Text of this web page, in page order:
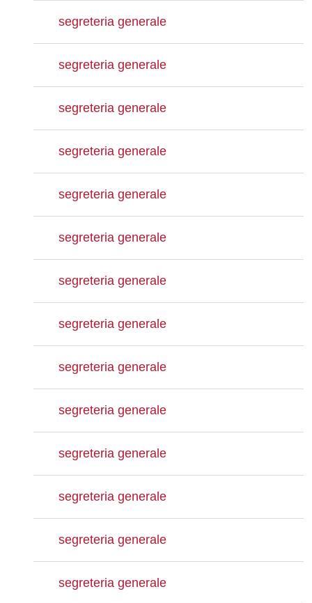
segreteria generale
segreteria generale
segreteria generale
segreteria generale
segreteria generale
segreteria generale
segreteria generale
segreteria generale
segreteria generale
segreteria generale
segreteria generale
segreteria generale
segreteria generale
segreteria generale